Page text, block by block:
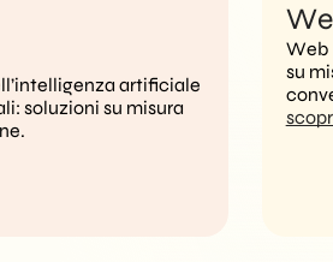
artificiale
soluzioni su misura
Web
su